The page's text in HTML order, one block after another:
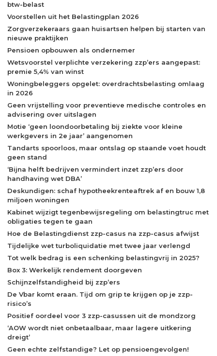
btw-belast
Voorstellen uit het Belastingplan 2026
Zorgverzekeraars gaan huisartsen helpen bij starten van
nieuwe praktijken
Pensioen opbouwen als ondernemer
Wetsvoorstel verplichte verzekering zzp’ers aangepast:
premie 5,4% van winst
Woningbeleggers opgelet: overdrachtsbelasting omlaag
in 2026
Geen vrijstelling voor preventieve medische controles en
advisering over uitslagen
Motie ‘geen loondoorbetaling bij ziekte voor kleine
werkgevers in 2e jaar’ aangenomen
Tandarts spoorloos, maar ontslag op staande voet houdt
geen stand
‘Bijna helft bedrijven vermindert inzet zzp’ers door
handhaving wet DBA’
Deskundigen: schaf hypotheekrenteaftrek af en bouw 1,8
miljoen woningen
Kabinet wijzigt tegenbewijsregeling om belastingtruc met
obligaties tegen te gaan
Hoe de Belastingdienst zzp-casus na zzp-casus afwijst
Tijdelijke wet turboliquidatie met twee jaar verlengd
Tot welk bedrag is een schenking belastingvrij in 2025?
Box 3: Werkelijk rendement doorgeven
Schijnzelfstandigheid bij zzp’ers
De Vbar komt eraan. Tijd om grip te krijgen op je zzp-
risico’s
Positief oordeel voor 3 zzp-casussen uit de mondzorg
‘AOW wordt niet onbetaalbaar, maar lagere uitkering
dreigt’
Geen echte zelfstandige? Let op pensioengevolgen!